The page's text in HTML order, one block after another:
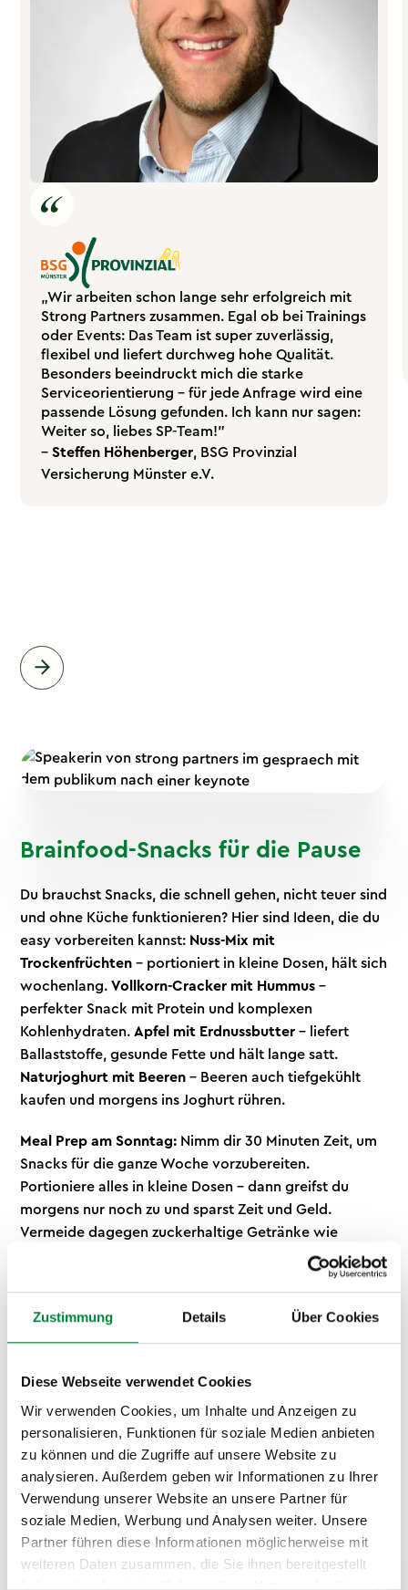
Zustimmung Details Über Cookies
Diese Webseite verwendet Cookies
Wir verwenden Cookies, um Inhalte und Anzeigen zu
personalisieren, Funktionen für soziale Medien anbieten
zu können und die Zugriffe auf unsere Website zu
analysieren. Außerdem geben wir Informationen zu Ihrer
Verwendung unserer Website an unsere Partner für
soziale Medien, Werbung und Analysen weiter. Unsere
Partner führen diese Informationen möglicherweise mit
weiteren Daten zusammen, die Sie ihnen bereitgestellt
haben oder die sie im Rahmen Ihrer Nutzung der Dienste
„Wir arbeiten schon lange sehr erfolgreich mit
Strong Partners zusammen. Egal ob bei Trainings
oder Events: Das Team ist super zuverlässig,
flexibel und liefert durchweg hohe Qualität.
Besonders beeindruckt mich die starke
Serviceorientierung – für jede Anfrage wird eine
passende Lösung gefunden. Ich kann nur sagen:
Weiter so, liebes SP-Team!"
–Steffen Höhenberger, BSG Provinzial
Versicherung Münster e.V.
Brainfood-Snacks für die Pause
Du brauchst Snacks, die schnell gehen, nicht teuer sind
und ohne Küche funktionieren? Hier sind Ideen, die du
easy vorbereiten kannst: Nuss-Mix mit
Trockenfrüchten – portioniert in kleine Dosen, hält sich
wochenlang.Vollkorn-Cracker mit Hummus –
perfekter Snack mit Protein und komplexen
Kohlenhydraten.Apfel mit Erdnussbutter – liefert
Ballaststoffe, gesunde Fette und hält lange satt.
Naturjoghurt mit Beeren – Beeren auch tiefgekühlt
kaufen und morgens ins Joghurt rühren.
Meal Prep am Sonntag: Nimm dir 30 Minuten Zeit, um
Snacks für die ganze Woche vorzubereiten.
Portioniere alles in kleine Dosen – dann greifst du
morgens nur noch zu und sparst Zeit und Geld.
Vermeide dagegen zuckerhaltige Getränke wie
Energy Drinks: Sie pushen dich kurz, danach fällst du
tiefer als vorher. Auch schweres Fast Food direkt vor
So läuft der Brainfood-